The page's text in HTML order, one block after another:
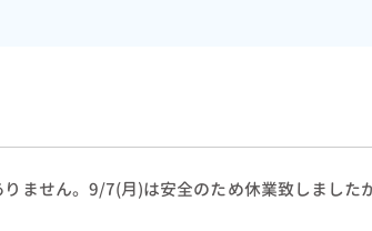
ません。9/7(月)は安全のため休業致しました